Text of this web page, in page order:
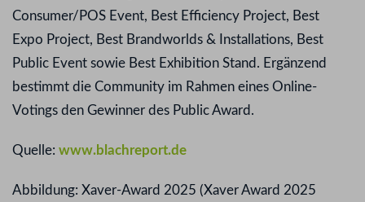
Consumer/POS Event, Best Efficiency Project, Best
Expo Project, Best Brandworlds & Installations, Best
Public Event sowie Best Exhibition Stand. Ergänzend
bestimmt die Community im Rahmen eines Online-
Votings den Gewinner des Public Award.
Quelle: www.blachreport.de
Abbildung: Xaver-Award 2025 (Xaver Award 2025